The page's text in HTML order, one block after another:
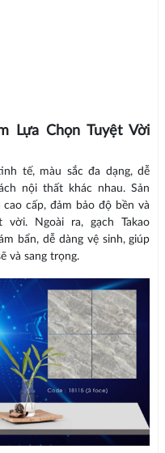
Lựa Chọn Tuyệt Vời
tế, màu sắc đa dạng, dễ
nội thất khác nhau. Sản
cấp, đảm bảo độ bền và
Ngoài ra, gạch Takao
bẩn, dễ dàng vệ sinh, giúp
và sang trọng.